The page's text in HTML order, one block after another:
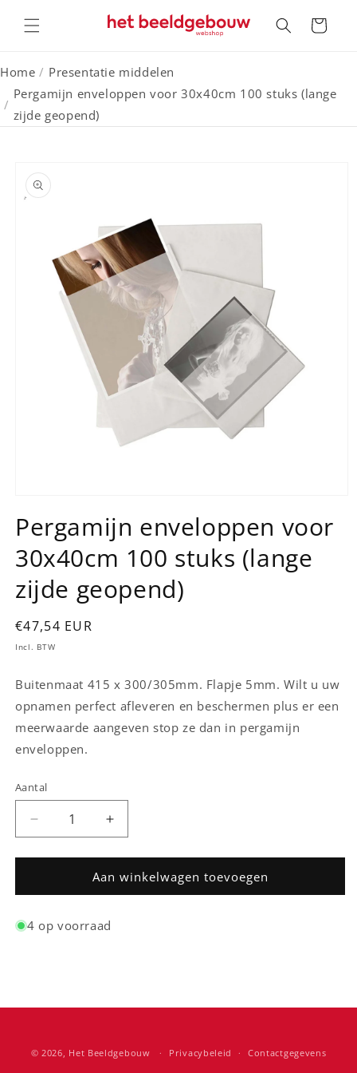
naar de
content
Winkelwagen
Home / Presentatie middelen
/
Pergamijn enveloppen voor 30x40cm 100 stuks (lange
zijde geopend)
direct naar
openen
in
modaal
Pergamijn enveloppen voor
30x40cm 100 stuks (lange
zijde geopend)
Normale
prijs
€47,54 EUR
Incl. BTW
Buitenmaat 415 x 300/305mm. Flapje 5mm. Wilt u uw
opnamen perfect afleveren en beschermen plus er een
meerwaarde aangeven stop ze dan in pergamijn
enveloppen.
Aantal
Aantal
Aantal
verlagen
voor
Pergamijn
enveloppen
30x40cm
geopend)
Aantal
verhogen
voor
Pergamijn
enveloppen
30x40cm
geopend)
Aan winkelwagen toevoegen
4 op voorraad
© 2026, Het Beeldgebouw Privacybeleid
Contactgegevens